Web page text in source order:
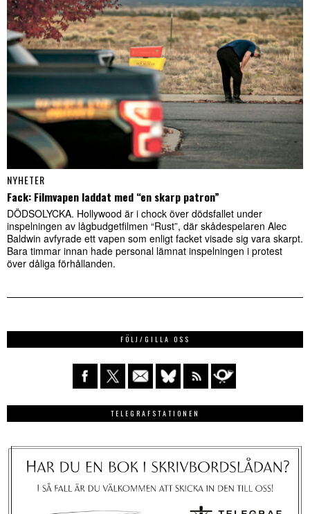
NYHETER
Fack: Filmvapen laddat med “en skarp patron”
DÖDSOLYCKA. Hollywood är i chock över dödsfallet under
inspelningen av lågbudgetfilmen “Rust”, där skådespelaren Alec
Baldwin avfyrade ett vapen som enligt facket visade sig vara skarpt.
Bara timmar innan hade personal lämnat inspelningen i protest
över dåliga förhållanden.
FÖLJ/GILLA OSS
TELEGRAFSTATIONEN